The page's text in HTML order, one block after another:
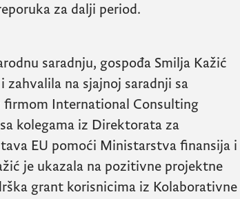
za dalji period.
saradnju, gospođa Smilja Kažić
na sjajnoj saradnji sa
International Consulting
kolegama iz Direktorata za
EU pomoći Ministarstva finansija i
je ukazala na pozitivne projektne
grant korisnicima iz Kolaborativne